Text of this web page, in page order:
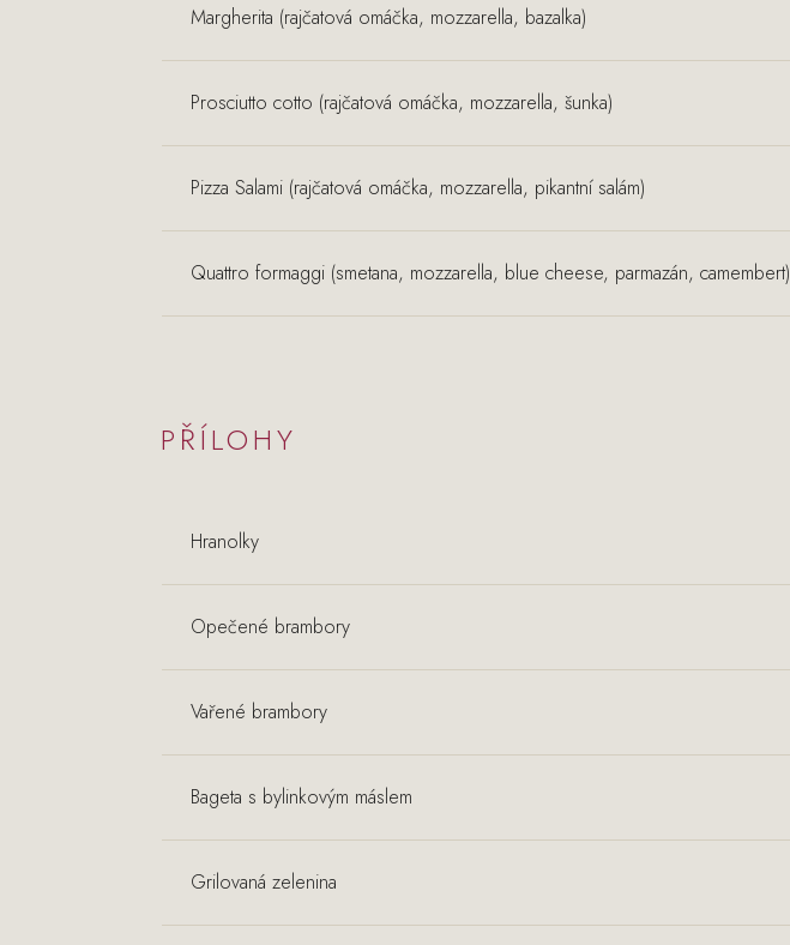
Margherita (rajčatová omáčka, mozzarella, bazalka)
Prosciutto cotto (rajčatová omáčka, mozzarella, šunka)
Pizza Salami (rajčatová omáčka, mozzarella, pikantní salám)
Quattro formaggi (smetana, mozzarella, blue cheese, parmazán, camembert)
PŘÍLOHY
Hranolky
Opečené brambory
Vařené brambory
Bageta s bylinkovým máslem
Grilovaná zelenina